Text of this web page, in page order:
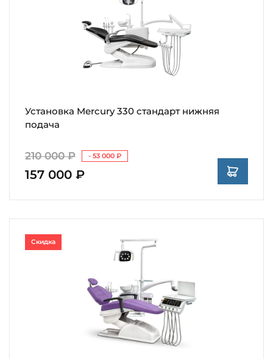
Установка Mercury 330 стандарт нижняя
подача
210 000 ₽ - 53 000 ₽
157 000 ₽
Скидка